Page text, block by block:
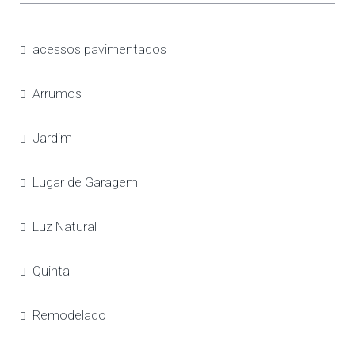
acessos pavimentados
Arrumos
Jardim
Lugar de Garagem
Luz Natural
Quintal
Remodelado